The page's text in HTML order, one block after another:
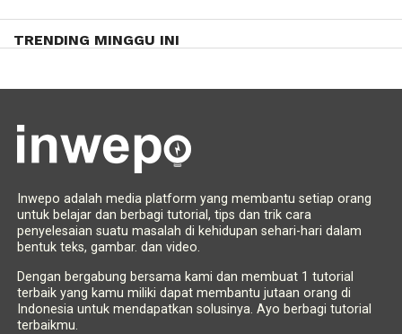
TRENDING MINGGU INI
Inwepo adalah media platform yang membantu setiap orang
untuk belajar dan berbagi tutorial, tips dan trik cara
penyelesaian suatu masalah di kehidupan sehari-hari dalam
bentuk teks, gambar. dan video.
Dengan bergabung bersama kami dan membuat 1 tutorial
terbaik yang kamu miliki dapat membantu jutaan orang di
Indonesia untuk mendapatkan solusinya. Ayo berbagi tutorial
terbaikmu.